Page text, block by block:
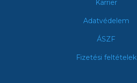
Karrier
Adatvédelem
ÁSZF
Fizetési feltételek